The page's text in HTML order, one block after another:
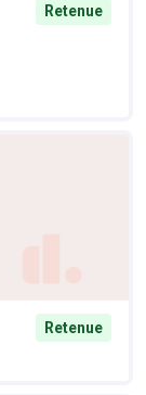
Retenue
Retenue